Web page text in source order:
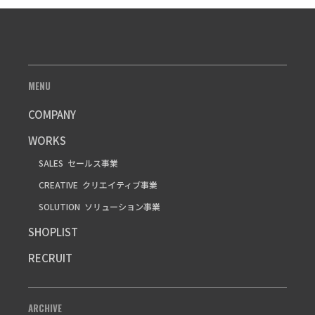
MENU
COMPANY
WORKS
SALES セールス事業
CREATIVE クリエイティブ事業
SOLUTION ソリューション事業
SHOPLIST
RECRUIT
ARCHIVE